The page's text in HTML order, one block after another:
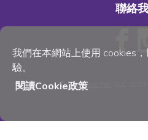
我們在本網站上使用 cookies
驗。
閱讀Cookie政策
聯絡
©Wellness Pet , LLC